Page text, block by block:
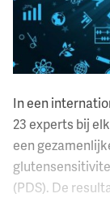
In een
23 experts bij
een
(PDS). De